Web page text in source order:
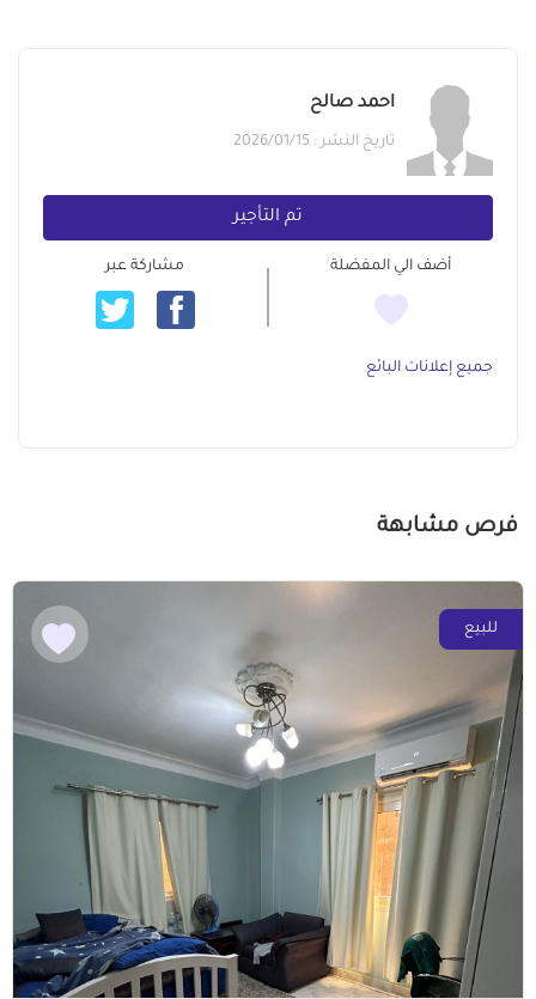
احمد صالح
تاريخ النشر : 2026/01/15
تم التأجير
أضف الي المفضلة مشاركة عبر
جميع إعلانات البائع
فرص مشابهة
للبيع